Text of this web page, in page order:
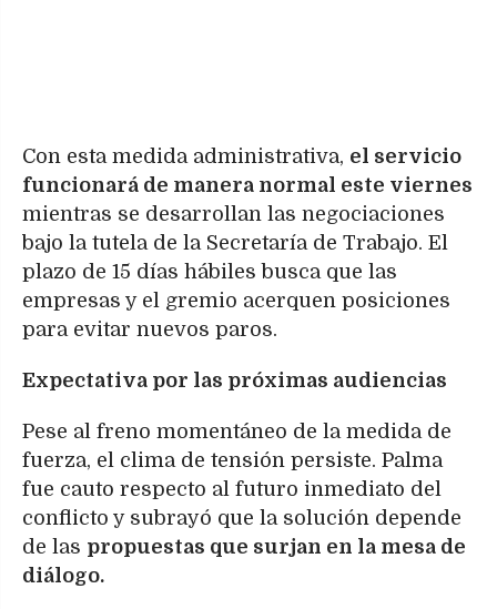
Con esta medida administrativa, el servicio
funcionará de manera normal este viernes
mientras se desarrollan las negociaciones
bajo la tutela de la Secretaría de Trabajo. El
plazo de 15 días hábiles busca que las
empresas y el gremio acerquen posiciones
para evitar nuevos paros.
Expectativa por las próximas audiencias
Pese al freno momentáneo de la medida de
fuerza, el clima de tensión persiste. Palma
fue cauto respecto al futuro inmediato del
conflicto y subrayó que la solución depende
de las propuestas que surjan en la mesa de
diálogo.